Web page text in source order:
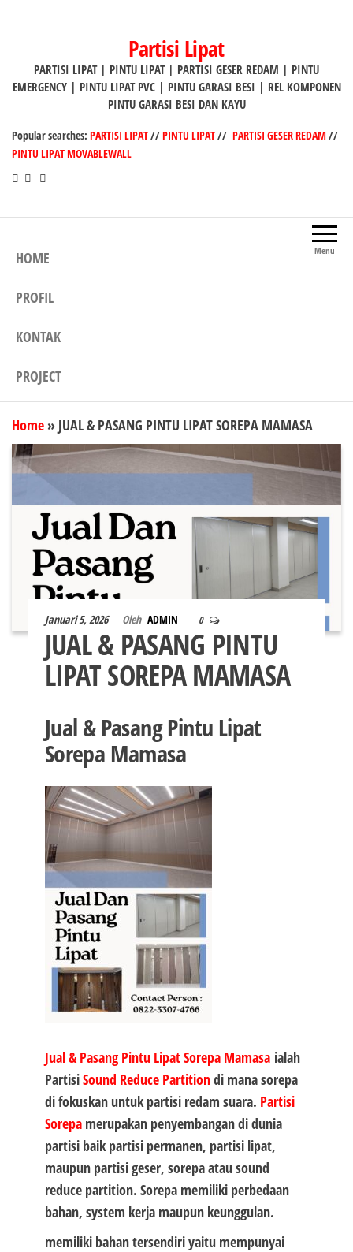
Partisi Lipat
PARTISI LIPAT | PINTU LIPAT | PARTISI GESER REDAM | PINTU
EMERGENCY | PINTU LIPAT PVC | PINTU GARASI BESI | REL KOMPONEN
PINTU GARASI BESI DAN KAYU
Popular searches: PARTISI LIPAT//PINTU LIPAT// PARTISI GESER REDAM//
PINTU LIPAT MOVABLEWALL
Menu
HOME
PROFIL
KONTAK
PROJECT
Home » JUAL & PASANG PINTU LIPAT SOREPA MAMASA
Januari 5, 2026 Oleh ADMIN 0
JUAL & PASANG PINTU
LIPAT SOREPA MAMASA
Jual & Pasang Pintu Lipat
Sorepa Mamasa
Jual & Pasang Pintu Lipat Sorepa Mamasaialah
PartisiSound Reduce Partitiondi mana sorepa
di fokuskan untuk partisi redam suara. Partisi
Sorepamerupakan penyembangan di dunia
partisi baik partisi permanen, partisi lipat,
maupun partisi geser, sorepa atau sound
reduce partition. Sorepa memiliki perbedaan
bahan, system kerja maupun keunggulan.
memiliki bahan tersendiri yaitu mempunyai